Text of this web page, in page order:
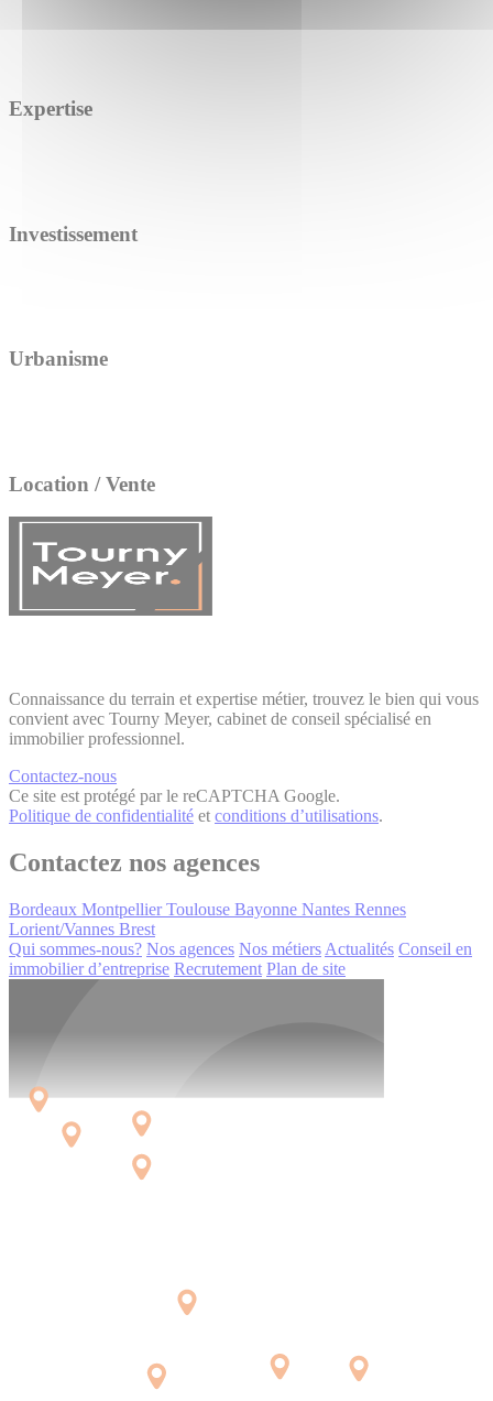
Expertise
Investissement
Urbanisme
Location / Vente
Connaissance du terrain et expertise métier, trouvez le bien qui vous
convient avec Tourny Meyer, cabinet de conseil spécialisé en
immobilier professionnel.
Contactez-nous
Ce site est protégé par le reCAPTCHA Google.
Politique de confidentialité et conditions d’utilisations.
Contactez nos agences
Bordeaux Montpellier Toulouse Bayonne Nantes Rennes
Lorient/Vannes Brest
Qui sommes-nous? Nos agences Nos métiers Actualités Conseil en
immobilier d’entreprise Recrutement Plan de site